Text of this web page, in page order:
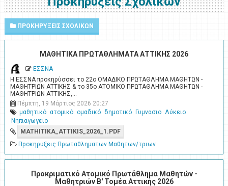
ΠΡΟΚΗΡΥΞΕΙΣ ΣΧΟΛΙΚΩΝ
ΜΑΘΗΤΙΚΑ ΠΡΩΤΑΘΛΗΜΑΤΑ ΑΤΤΙΚΗΣ 2026
ΕΣΣΝΑ
Η ΕΣΣΝΑ προκηρύσσει το 22ο ΟΜΑΔΙΚΟ ΠΡΩΤΑΘΛΗΜΑ ΜΑΘΗΤΩΝ -
ΜΑΘΗΤΡΙΩΝ ΑΤΤΙΚΗΣ & το 35ο ΑΤΟΜΙΚΟ ΠΡΩΤΑΘΛΗΜΑ ΜΑΘΗΤΩΝ -
ΜΑΘΗΤΡΙΩΝ ΑΤΤΙΚΗΣ,…
Πέμπτη, 19 Μάρτιος 2026 20:27
μαθητικό ατομικό ομαδικό δημοτικό Γυμνασιο Λύκειο
Νηπιαγωγείο
MATHITIKA_ATTIKIS_2026_1.PDF
Προκηρυξεις Πρωταθληματων Μαθητων/τριων
Προκριματικό Ατομικό Πρωτάθλημα Μαθητών -
Μαθητριών Β' Τομέα Αττικής 2026